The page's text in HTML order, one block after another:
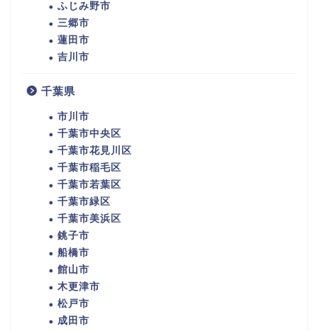
ふじみ野市
三郷市
蓮田市
吉川市
千葉県
市川市
千葉市中央区
千葉市花見川区
千葉市稲毛区
千葉市若葉区
千葉市緑区
千葉市美浜区
銚子市
船橋市
館山市
木更津市
松戸市
成田市